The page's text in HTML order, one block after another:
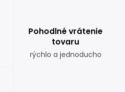
Pohodlné vrátenie
tovaru
rýchlo a jednoducho